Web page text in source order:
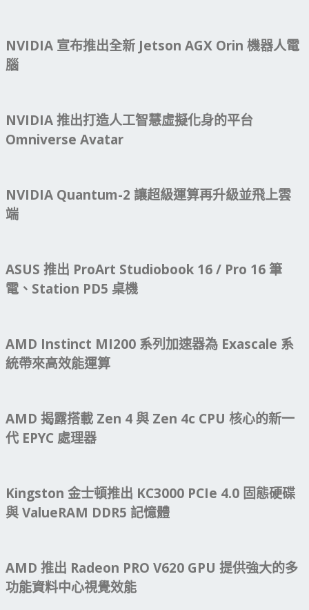
NVIDIA 宣布推出全新 Jetson AGX Orin 機器人電
腦
NVIDIA 推出打造人工智慧虛擬化身的平台
Omniverse Avatar
NVIDIA Quantum-2 讓超級運算再升級並飛上雲
端
ASUS 推出 ProArt Studiobook 16 / Pro 16 筆
電、Station PD5 桌機
AMD Instinct MI200 系列加速器為 Exascale 系
統帶來高效能運算
AMD 揭露搭載 Zen 4 與 Zen 4c CPU 核心的新一
代 EPYC 處理器
Kingston 金士頓推出 KC3000 PCIe 4.0 固態硬碟
與 ValueRAM DDR5 記憶體
AMD 推出 Radeon PRO V620 GPU 提供強大的多
功能資料中心視覺效能